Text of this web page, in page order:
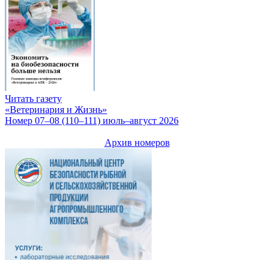
Читать газету
«Ветеринария и Жизнь»
Номер 07–08 (110–111) июль–август 2026
Архив номеров